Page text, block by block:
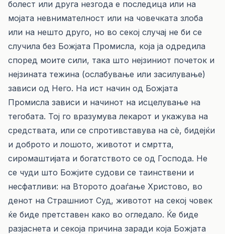
болест или друга незгода е последица или на
мојата невнимателност или на човечката злоба
или на нешто друго, но во секој случај не би се
случила без Божјата Промисла, која ја одредила
според моите сили, така што нејзиниот почеток и
нејзината тежина (ослабување или засилување)
зависи од Него. На ист начин од Божјата
Промисла зависи и начинот на исцелување на
тегобата. Тој го вразумува лекарот и укажува на
средствата, или се спротивставува на сè, бидејќи
и доброто и лошото, животот и смртта,
сиромаштијата и богатството се од Господа. Не
се чуди што Божјите судови се таинствени и
несфатливи: на Второто доаѓање Христово, во
денот на Страшниот Суд, животот на секој човек
ќе биде претставен како во огледало. Ќе биде
разјаснета и секоја причина заради која Божјата